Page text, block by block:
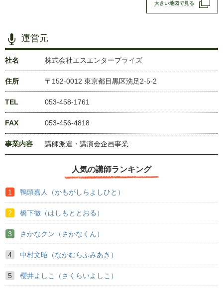
大きい地図で見る
運営元
社名 株式会社エスエンタープライズ
住所 〒152-0012 東京都目黒区洗足2-5-2
TEL 053-458-1761
FAX 053-456-4818
事業内容 講師派遣・講演会企画事業
人気の講師ランキング
鴨頭嘉人（かもがしらよしひと）
橋下徹（はしもととおる）
さかなクン（さかなくん）
中村文昭（なかむらふみあき）
櫻井よしこ（さくらいよしこ）